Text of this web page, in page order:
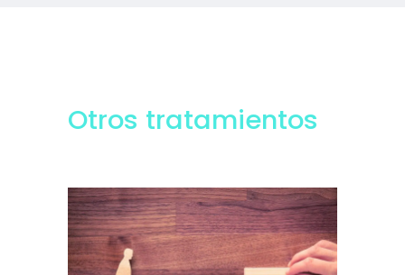
Otros tratamientos